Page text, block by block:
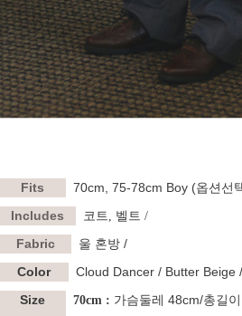
Fits
70cm, 75-78cm Boy (옵션선
Includes
코트, 벨트 /
Fabric
울 혼방 /
Color
Cloud Dancer / Butter Beige
Size
70cm : 가슴둘레 48cm/총길